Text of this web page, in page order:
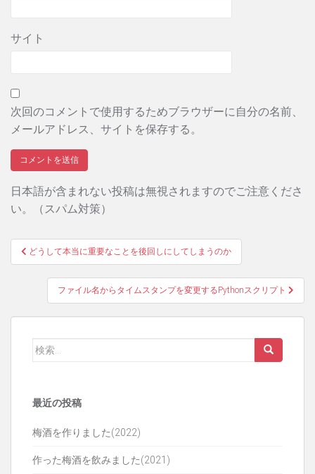
サイト
次回のコメントで使用するためブラウザーに自分の名前、
メールアドレス、サイトを保存する。
日本語が含まれない投稿は無視されますのでご注意くださ
い。（スパム対策）
投
ビ
シ
ョ
どうして本当に重要なことを後回しにしてしまうのか
ファイル名からタイムスタンプを変更するPythonスクリプト
検
最近の投稿
梅酒を作りました(2022)
作った梅酒を飲みました(2021)